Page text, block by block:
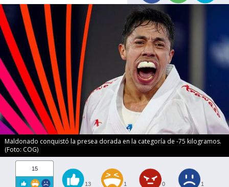
Maldonado conquistó la presea dorada en la categoría de -75 kilogramos.
(Foto: COG)
15
13 1 0 1